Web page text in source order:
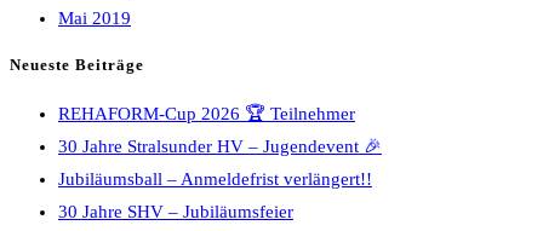
Mai 2019
Neueste Beiträge
REHAFORM-Cup 2026 🏆 Teilnehmer
30 Jahre Stralsunder HV – Jugendevent 🎉
Jubiläumsball – Anmeldefrist verlängert!!
30 Jahre SHV – Jubiläumsfeier